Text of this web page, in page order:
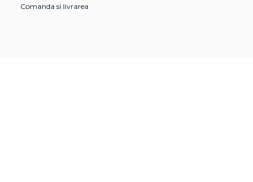
Comanda si livrarea